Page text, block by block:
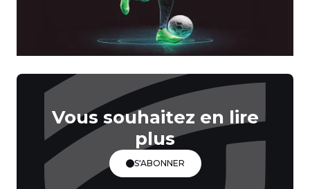
Vous souhaitez en lire
plus
S'ABONNER